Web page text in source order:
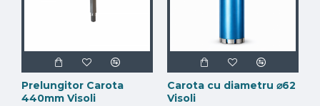
Prelungitor Carota
440mm Visoli
Carota cu diametru ⌀62
Visoli